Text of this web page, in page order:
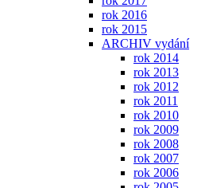
rok 2016
rok 2015
ARCHIV vydání
rok 2014
rok 2013
rok 2012
rok 2011
rok 2010
rok 2009
rok 2008
rok 2007
rok 2006